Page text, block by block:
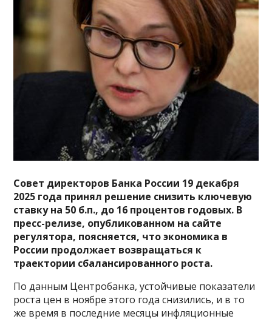
Совет директоров Банка России 19 декабря
2025 года принял решение снизить ключевую
ставку на 50 б.п., до 16 процентов годовых. В
пресс-релизе, опубликованном на сайте
регулятора, поясняется, что экономика в
России продолжает возвращаться к
траектории сбалансированного роста.
По данным Центробанка, устойчивые показатели
роста цен в ноябре этого года снизились, и в то
же время в последние месяцы инфляционные